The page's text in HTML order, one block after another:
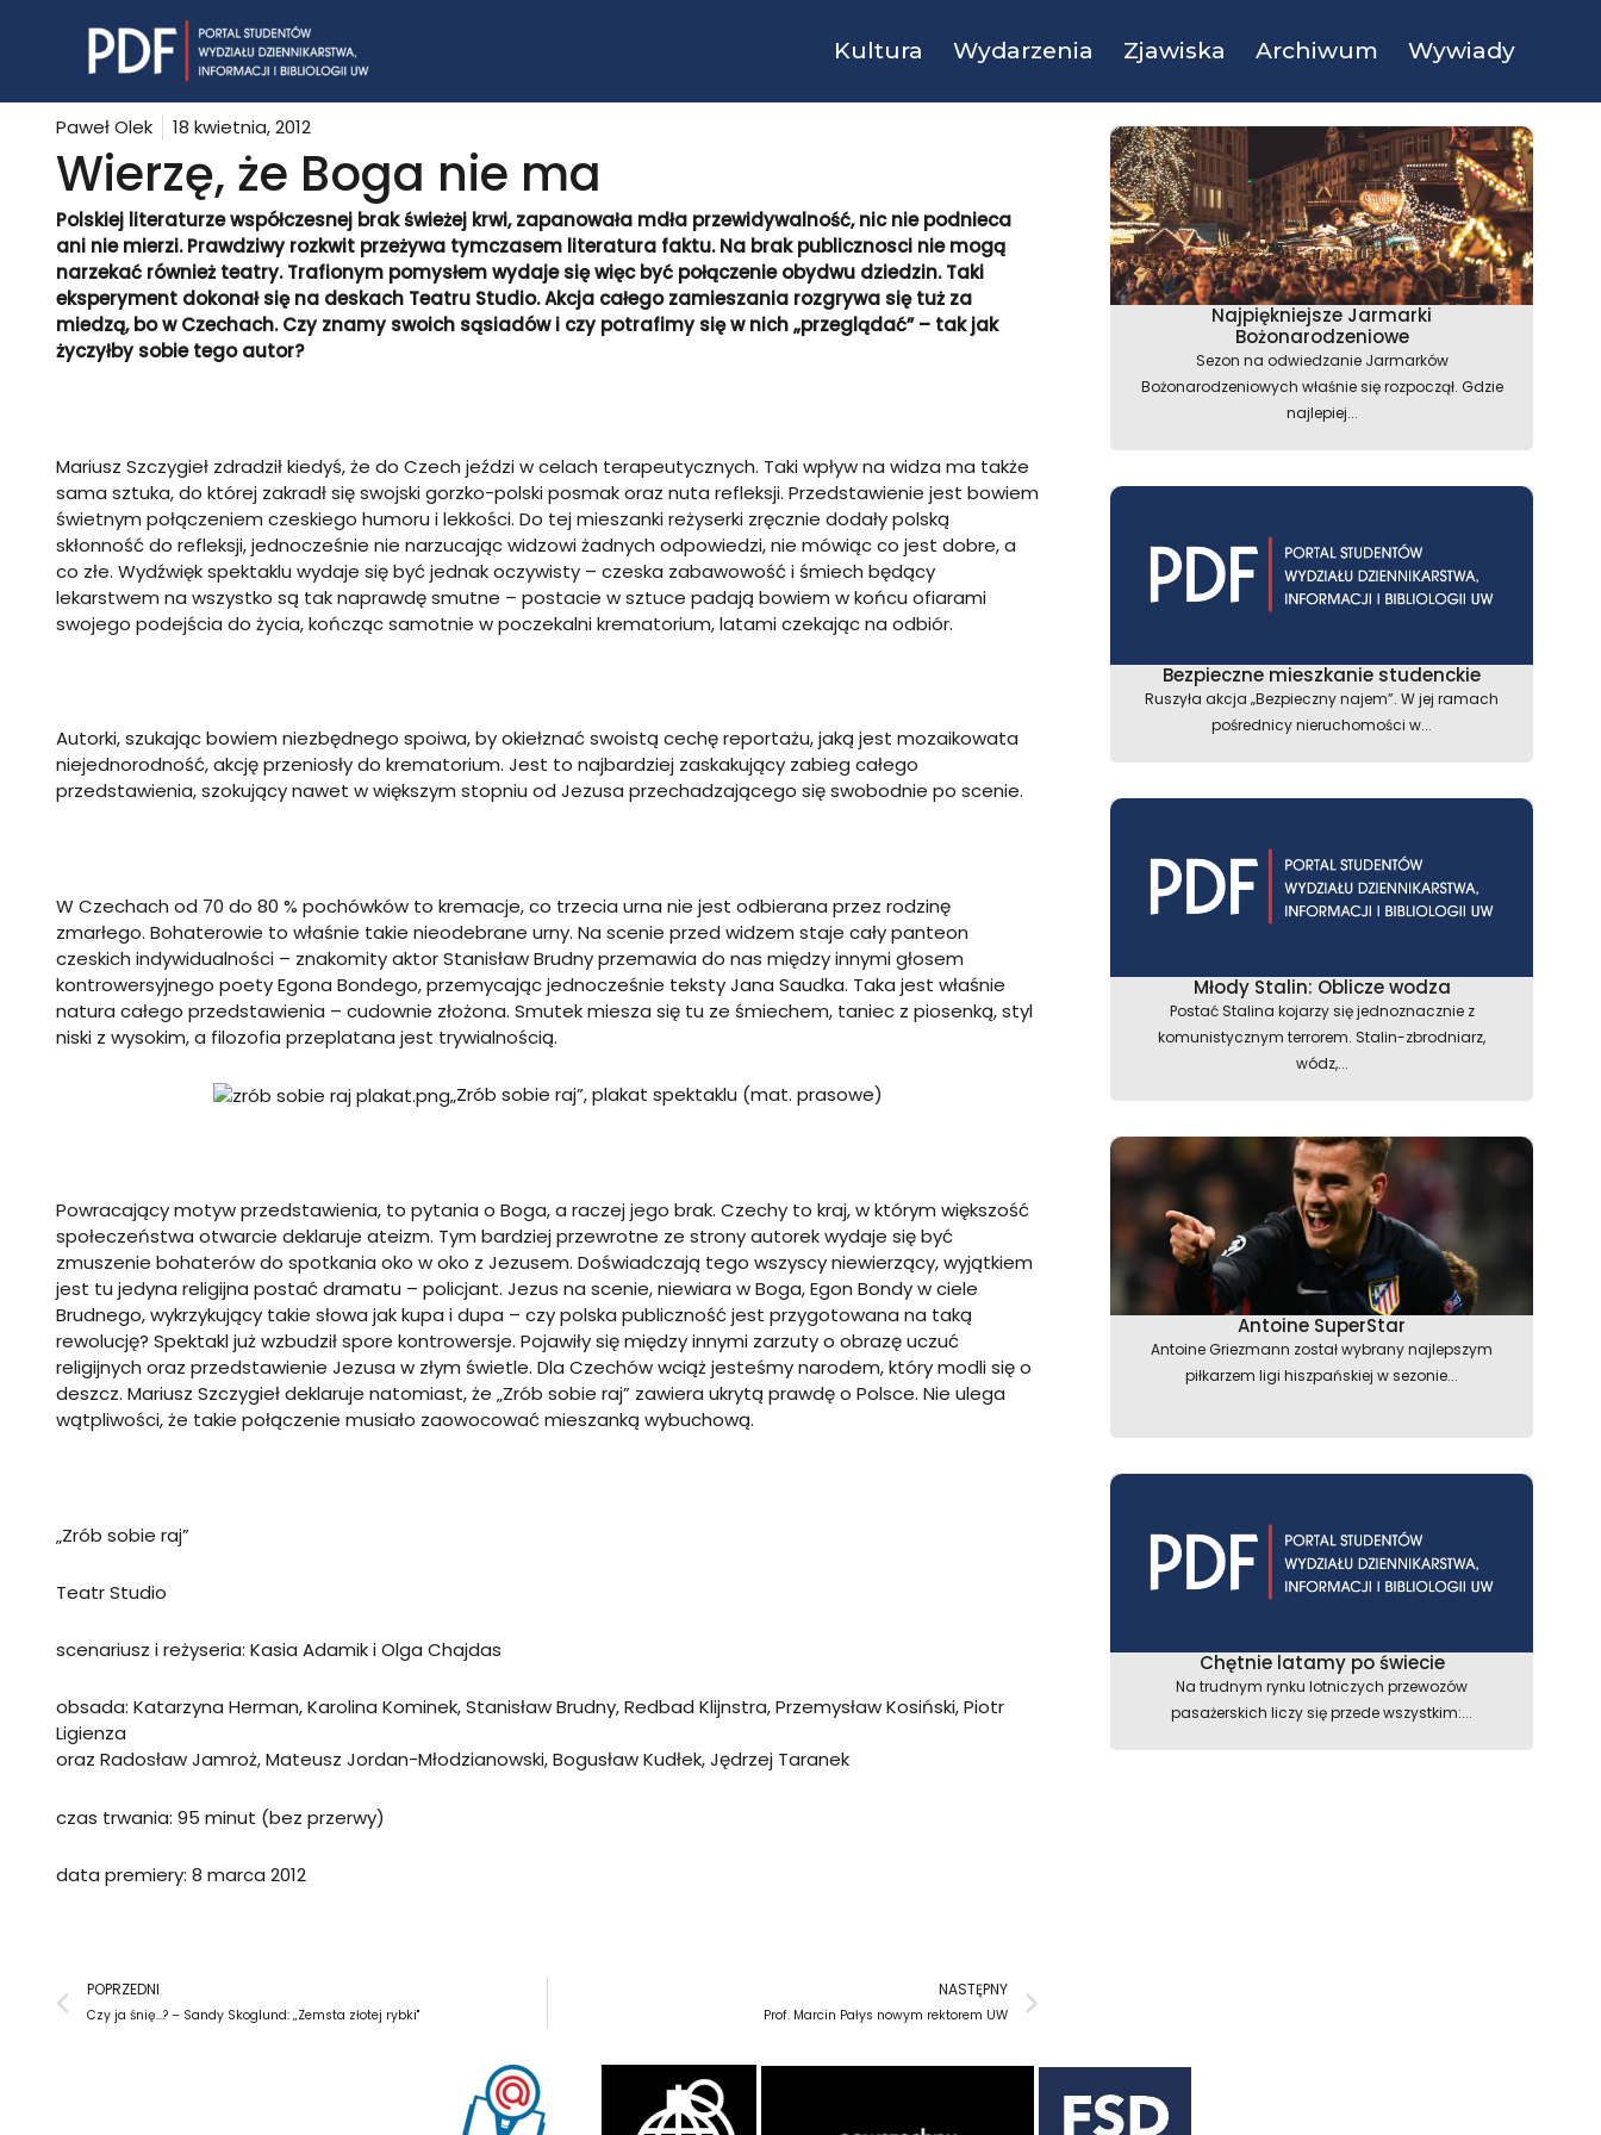
Kultura Wydarzenia Zjawiska Archiwum Wywiady
Paweł Olek 18 kwietnia, 2012
Wierzę, że Boga nie ma
Polskiej literaturze współczesnej brak świeżej krwi, zapanowała mdła przewidywalność, nic nie podnieca
ani nie mierzi. Prawdziwy rozkwit przeżywa tymczasem literatura faktu. Na brak publicznosci nie mogą
narzekać również teatry. Trafionym pomysłem wydaje się więc być połączenie obydwu dziedzin. Taki
eksperyment dokonał się na deskach Teatru Studio. Akcja całego zamieszania rozgrywa się tuż za
miedzą, bo w Czechach. Czy znamy swoich sąsiadów i czy potrafimy się w nich„przeglądać” – tak jak
życzyłby sobie tego autor?
Mariusz Szczygieł zdradził kiedyś, że do Czech jeździ w celach terapeutycznych. Taki wpływ na widza ma także
sama sztuka, do której zakradł się swojski gorzko-polski posmak oraz nuta refleksji. Przedstawienie jest bowiem
świetnym połączeniem czeskiego humoru i lekkości. Do tej mieszanki reżyserki zręcznie dodały polską
skłonność do refleksji, jednocześnie nie narzucając widzowi żadnych odpowiedzi, nie mówiąc co jest dobre, a
co złe. Wydźwięk spektaklu wydaje się być jednak oczywisty – czeska zabawowość i śmiech będący
lekarstwem na wszystko są tak naprawdę smutne – postacie w sztuce padają bowiem w końcu ofiarami
swojego podejścia do życia, kończąc samotnie w poczekalni krematorium, latami czekając na odbiór.
Autorki, szukając bowiem niezbędnego spoiwa, by okiełznać swoistą cechę reportażu, jaką jest mozaikowata
niejednorodność, akcję przeniosły do krematorium. Jest to najbardziej zaskakujący zabieg całego
przedstawienia, szokujący nawet w większym stopniu od Jezusa przechadzającego się swobodnie po scenie.
W Czechach od 70 do 80 % pochówków to kremacje, co trzecia urna nie jest odbierana przez rodzinę
zmarłego. Bohaterowie to właśnie takie nieodebrane urny. Na scenie przed widzem staje cały panteon
czeskich indywidualności – znakomity aktor Stanisław Brudny przemawia do nas między innymi głosem
kontrowersyjnego poety Egona Bondego, przemycając jednocześnie teksty Jana Saudka. Taka jest właśnie
natura całego przedstawienia – cudownie złożona. Smutek miesza się tu ze śmiechem, taniec z piosenką, styl
niski z wysokim, a filozofia przeplatana jest trywialnością.
„Zrób sobie raj”, plakat spektaklu (mat. prasowe)
Powracający motyw przedstawienia, to pytania o Boga, a raczej jego brak. Czechy to kraj, w którym większość
społeczeństwa otwarcie deklaruje ateizm. Tym bardziej przewrotne ze strony autorek wydaje się być
zmuszenie bohaterów do spotkania oko w oko z Jezusem. Doświadczają tego wszyscy niewierzący, wyjątkiem
jest tu jedyna religijna postać dramatu – policjant. Jezus na scenie, niewiara w Boga, Egon Bondy w ciele
Brudnego, wykrzykujący takie słowa jak kupa i dupa – czy polska publiczność jest przygotowana na taką
rewolucję? Spektakl już wzbudził spore kontrowersje. Pojawiły się między innymi zarzuty o obrazę uczuć
religijnych oraz przedstawienie Jezusa w złym świetle. Dla Czechów wciąż jesteśmy narodem, który modli się o
deszcz. Mariusz Szczygieł deklaruje natomiast, że „Zrób sobie raj” zawiera ukrytą prawdę o Polsce. Nie ulega
wątpliwości, że takie połączenie musiało zaowocować mieszanką wybuchową.
„Zrób sobie raj”
Teatr Studio
scenariusz i reżyseria: Kasia Adamik i Olga Chajdas
obsada: Katarzyna Herman, Karolina Kominek, Stanisław Brudny, Redbad Klijnstra, Przemysław Kosiński, Piotr
Ligienza
oraz Radosław Jamroż, Mateusz Jordan-Młodzianowski, Bogusław Kudłek, Jędrzej Taranek
czas trwania: 95 minut (bez przerwy)
data premiery: 8 marca 2012
Prev
POPRZEDNI
Czy ja śnię…? – Sandy Skoglund: „Zemsta złotej rybki"
NASTĘPNY
Prof. Marcin Pałys nowym rektorem UW
Najpiękniejsze Jarmarki
Bożonarodzeniowe
Sezon na odwiedzanie Jarmarków
Bożonarodzeniowych właśnie się rozpoczął. Gdzie
najlepiej...
Bezpieczne mieszkanie studenckie
Ruszyła akcja „Bezpieczny najem”. W jej ramach
pośrednicy nieruchomości w...
Młody Stalin: Oblicze wodza
Postać Stalina kojarzy się jednoznacznie z
komunistycznym terrorem. Stalin-zbrodniarz,
wódz,...
Antoine SuperStar
Antoine Griezmann został wybrany najlepszym
piłkarzem ligi hiszpańskiej w sezonie...
Chętnie latamy po świecie
Na trudnym rynku lotniczych przewozów
pasażerskich liczy się przede wszystkim:...